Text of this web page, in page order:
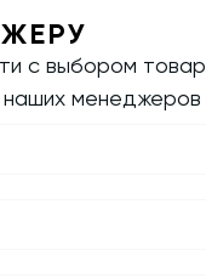
с выбором
наших